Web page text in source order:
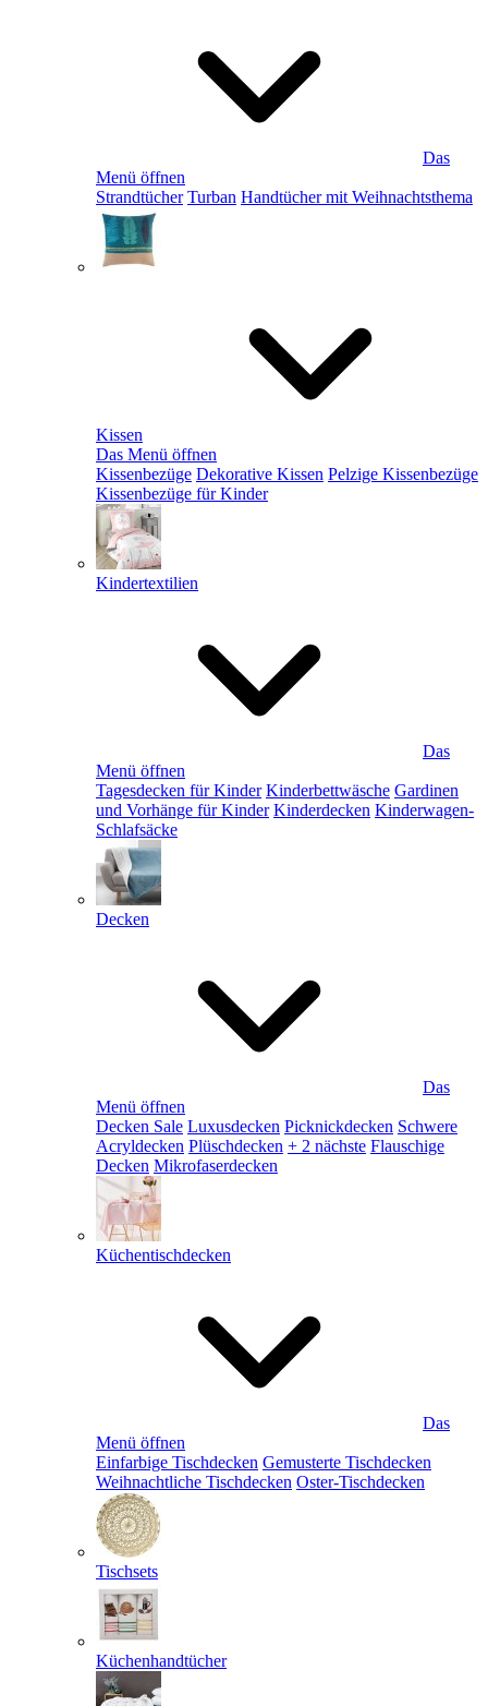
Das
Menü öffnen
Strandtücher Turban Handtücher mit Weihnachtsthema
Kissen
Das Menü öffnen
Kissenbezüge Dekorative Kissen Pelzige Kissenbezüge
Kissenbezüge für Kinder
Kindertextilien
Das
Menü öffnen
Tagesdecken für Kinder Kinderbettwäsche Gardinen
und Vorhänge für Kinder Kinderdecken Kinderwagen-
Schlafsäcke
Decken
Das
Menü öffnen
Decken Sale Luxusdecken Picknickdecken Schwere
Acryldecken Plüschdecken + 2 nächste Flauschige
Decken Mikrofaserdecken
Küchentischdecken
Das
Menü öffnen
Einfarbige Tischdecken Gemusterte Tischdecken
Weihnachtliche Tischdecken Oster-Tischdecken
Tischsets
Küchenhandtücher